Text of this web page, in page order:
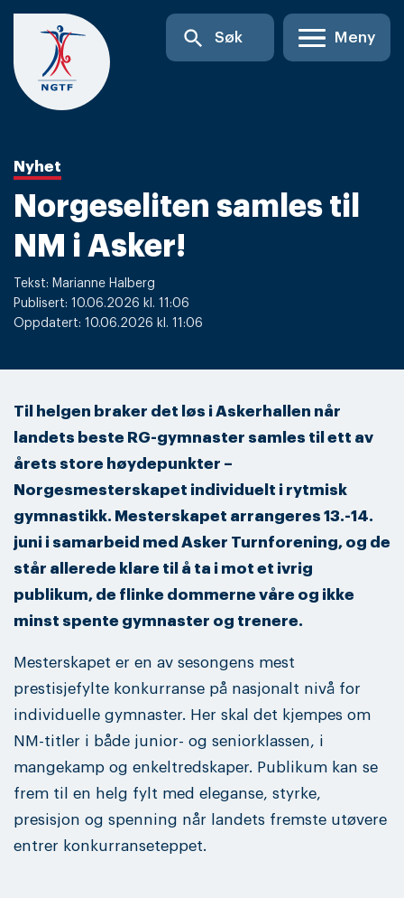
Skip
content
search Søk Meny
Nyhet
Norgeseliten samles til
NM i Asker!
Tekst: Marianne Halberg
Publisert: 10.06.2026 kl. 11:06
Oppdatert: 10.06.2026 kl. 11:06
Til helgen braker det løs i Askerhallen når
landets beste RG-gymnaster samles til ett av
årets store høydepunkter –
Norgesmesterskapet individuelt i rytmisk
gymnastikk. Mesterskapet arrangeres 13.-14.
juni i samarbeid med Asker Turnforening, og de
står allerede klare til å ta i mot et ivrig
publikum, de flinke dommerne våre og ikke
minst spente gymnaster og trenere.
Mesterskapet er en av sesongens mest
prestisjefylte konkurranse på nasjonalt nivå for
individuelle gymnaster. Her skal det kjempes om
NM-titler i både junior- og seniorklassen, i
mangekamp og enkeltredskaper. Publikum kan se
frem til en helg fylt med eleganse, styrke,
presisjon og spenning når landets fremste utøvere
entrer konkurranseteppet.